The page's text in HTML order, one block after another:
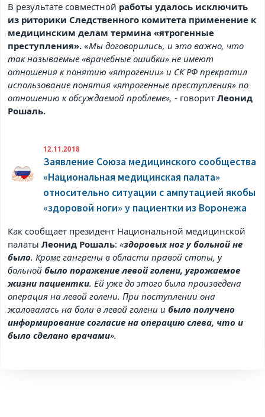
В результате совместной работы удалось исключить
из риторики Следственного комитета применение к
медицинским делам термина «ятрогенные
преступления». «Мы договорились, и это важно, что
так называемые «врачебные ошибки» не имеют
отношения к понятию «ятрогении» и СК РФ прекратил
использование понятия «ятрогенные преступления» по
отношению к обсуждаемой проблеме»,- говоритЛеонид
Рошаль.
12.11.2018
Заявление Союза медицинского сообщества
«Национальная медицинская палата»
относительно ситуации с ампутацией якобы
«здоровой ноги» у пациентки из Воронежа
Как сообщает президент Национальной медицинской
палатыЛеонид Рошаль:«здоровых ног у больной не
было. Кроме гангрены в области правой стопы, у
больнойбыло поражение левой голени, угрожаемое
жизни пациентки. Ей уже до этого была произведена
операция на левой голени. При поступлении она
жаловалась на боли в левой голени ибыло получено
информирование согласие на операцию слева, что и
было сделано врачами».